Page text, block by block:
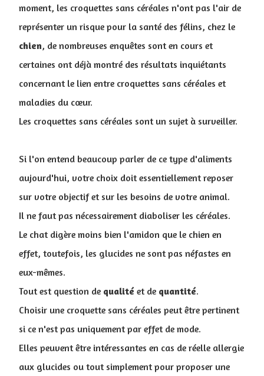
moment, les croquettes sans céréales n'ont pas l'air de
représenter un risque pour la santé des félins, chez le
chien, de nombreuses enquêtes sont en cours et
certaines ont déjà montré des résultats inquiétants
concernant le lien entre croquettes sans céréales et
maladies du cœur.
Les croquettes sans céréales sont un sujet à surveiller.
Si l'on entend beaucoup parler de ce type d'aliments
aujourd'hui, votre choix doit essentiellement reposer
sur votre objectif et sur les besoins de votre animal.
Il ne faut pas nécessairement diaboliser les céréales.
Le chat digère moins bien l'amidon que le chien en
effet, toutefois, les glucides ne sont pas néfastes en
eux-mêmes.
Tout est question de qualité et de quantité.
Choisir une croquette sans céréales peut être pertinent
si ce n'est pas uniquement par effet de mode.
Elles peuvent être intéressantes en cas de réelle allergie
aux glucides ou tout simplement pour proposer une